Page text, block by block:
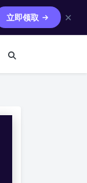
立即领取 ✕